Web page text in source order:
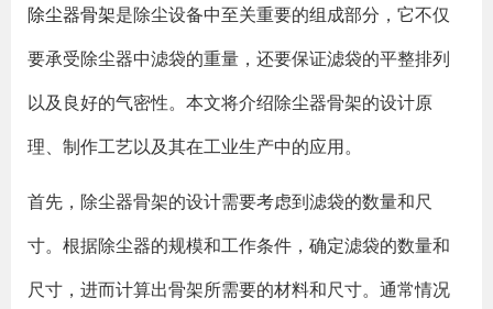
除尘器骨架是除尘设备中至关重要的组成部分，它不仅
要承受除尘器中滤袋的重量，还要保证滤袋的平整排列
以及良好的气密性。本文将介绍除尘器骨架的设计原
理、制作工艺以及其在工业生产中的应用。
首先，除尘器骨架的设计需要考虑到滤袋的数量和尺
寸。根据除尘器的规模和工作条件，确定滤袋的数量和
尺寸，进而计算出骨架所需要的材料和尺寸。通常情况